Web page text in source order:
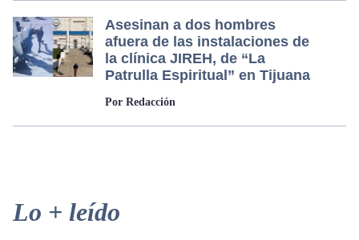
Asesinan a dos hombres
afuera de las instalaciones de
la clínica JIREH, de “La
Patrulla Espiritual” en Tijuana
Por Redacción
Primary
Sidebar
Lo + leído